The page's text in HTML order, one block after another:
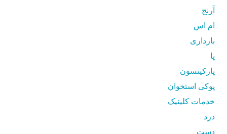
آرنج
ام اس
بارداری
پا
پارکینسون
پوکی استخوان
خدمات کلینیک
درد
دست